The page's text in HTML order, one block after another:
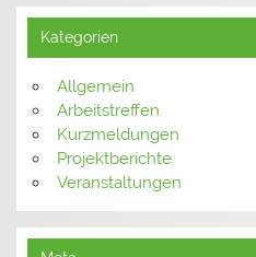
Kategorien
Allgemein
Arbeitstreffen
Kurzmeldungen
Projektberichte
Veranstaltungen